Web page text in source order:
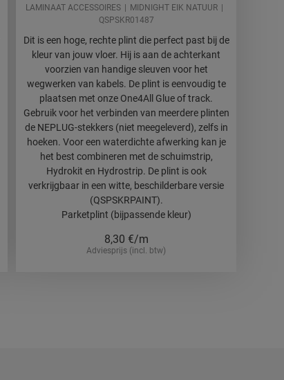
LAMINAAT ACCESSOIRES
MIDNIGHT EIK NATUUR
QSPSKR01487
Dit is een hoge, rechte plint die perfect past bij de
kleur van jouw vloer. Hij is aan de achterkant
voorzien van handige sleuven voor het
wegwerken van kabels. De plint is eenvoudig te
plaatsen met onze One4All Glue of track.
Gebruik voor het verbinden van meerdere plinten
de NEPLUG-stekkers (niet meegeleverd), zelfs in
hoeken. Voor een waterdichte afwerking kan je
het best combineren met de schuimstrip,
Hydrokit en Hydrostrip. De plint is ook
verkrijgbaar in een witte, beschilderbare versie
(QSPSKRPAINT).
Parketplint (bijpassende kleur)
8,30 €/m
Adviesprijs (incl. btw)